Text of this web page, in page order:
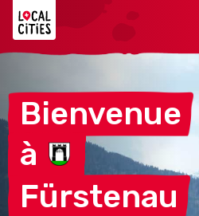
Bienvenue
à
Fürstenau